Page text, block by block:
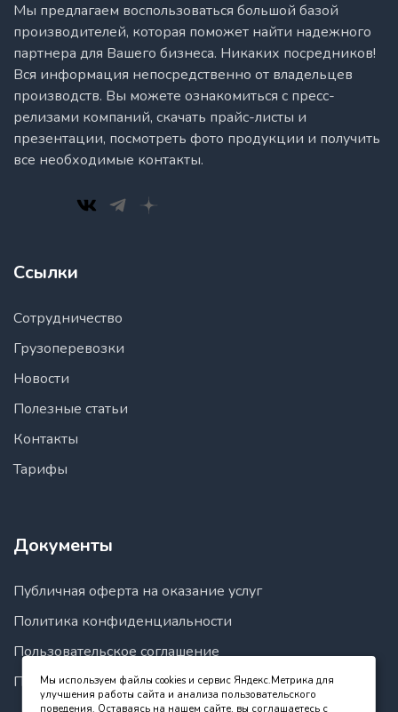
Мы используем файлы cookies и сервис Яндекс.Метрика для
улучшения работы сайта и анализа пользовательского
поведения. Оставаясь на нашем сайте, вы соглашаетесь с
Мы предлагаем воспользоваться большой базой
производителей, которая поможет найти надежного
партнера для Вашего бизнеса. Никаких посредников!
Вся информация непосредственно от владельцев
производств. Вы можете ознакомиться с пресс-
релизами компаний, скачать прайс-листы и
презентации, посмотреть фото продукции и получить
все необходимые контакты.
Ссылки
Сотрудничество
Грузоперевозки
Новости
Полезные статьи
Контакты
Тарифы
Документы
Публичная оферта на оказание услуг
Политика конфиденциальности
Пользовательское соглашение
Правила пользования сайтом